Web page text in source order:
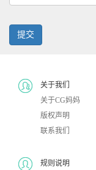
提交
关于我们
关于CG妈妈
版权声明
联系我们
规则说明